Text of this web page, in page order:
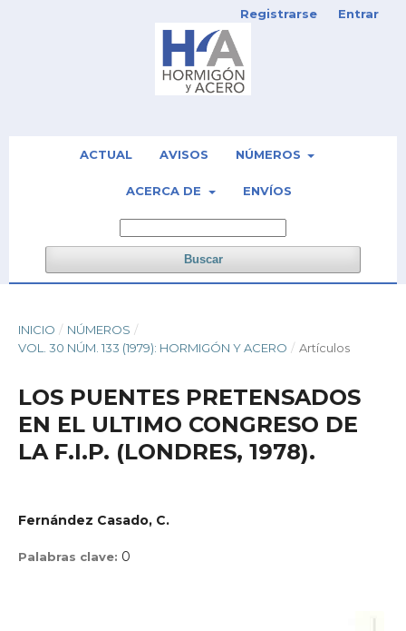
ACTUAL AVISOS NÚMEROS
ACERCA DE ENVÍOS
Buscar
Registrarse Entrar
INICIO / NÚMEROS /
VOL. 30 NÚM. 133 (1979): HORMIGÓN Y ACERO / Artículos
LOS PUENTES PRETENSADOS
EN EL ULTIMO CONGRESO DE
LA F.I.P. (LONDRES, 1978).
Fernández Casado, C.
Palabras clave: 0